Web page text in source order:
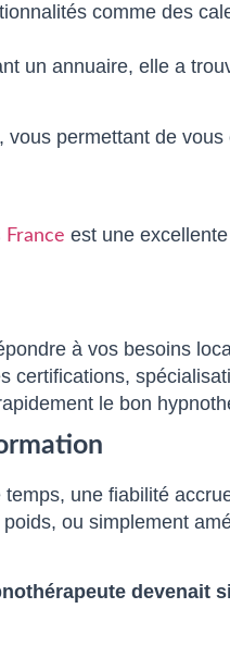
comme des
un annuaire, elle a
permettant de
France est une
à vos besoins
certifications,
le bon
temps, une fiabilité
ou simplement
devenait